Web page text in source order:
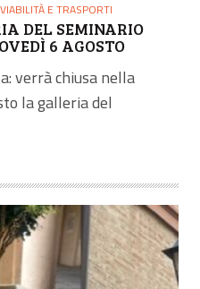
VIABILITÀ E TRASPORTI
DEL SEMINARIO
6 AGOSTO
verrà chiusa nella
la galleria del